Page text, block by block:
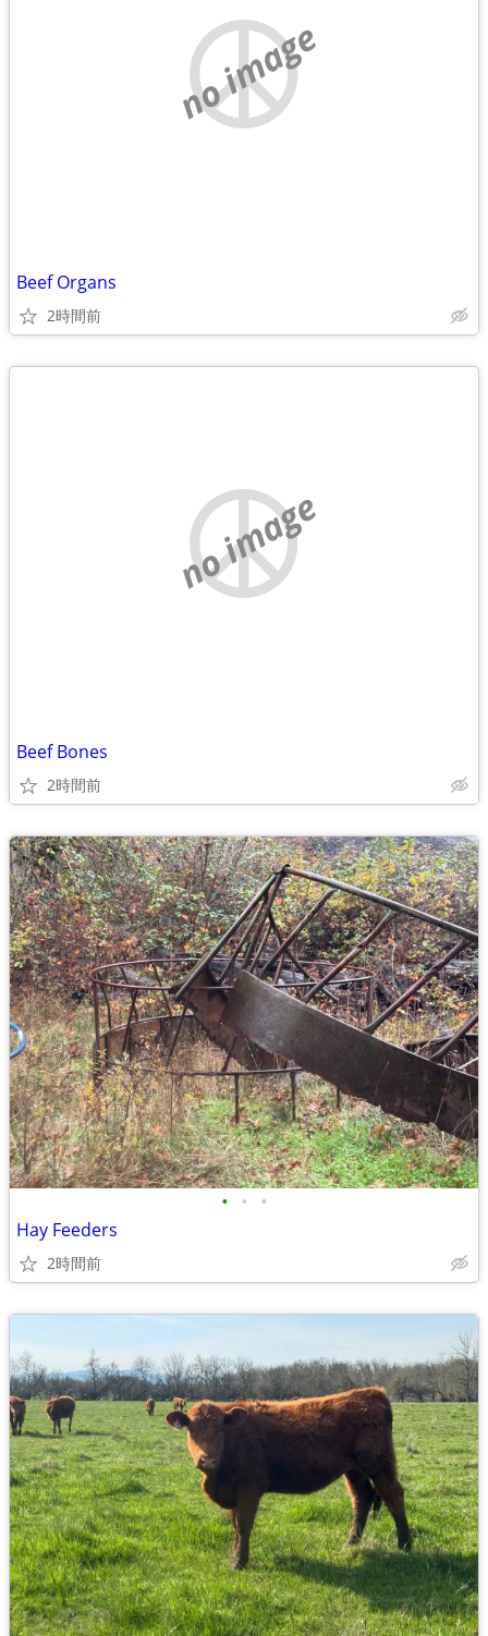
no image
Beef Organs
2時間前
no image
Beef Bones
2時間前
• • •
Hay Feeders
2時間前